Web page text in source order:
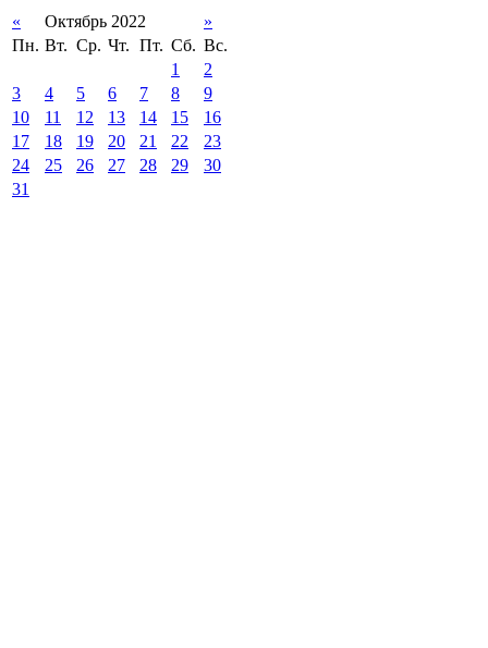
« Октябрь 2022
»
Пн. Вт. Ср. Чт. Пт. Сб. Вс.
1
2
3
4 5 6 7 8
9
10
11 12 13 14 15
16
17
18 19 20 21 22
23
24
25 26 27 28 29
30
31